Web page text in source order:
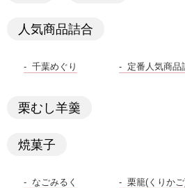
人気商品詰合
千葉めぐり 定番人気商品
栗むし羊羹
焼菓子
なごみるく 栗籠(くりか